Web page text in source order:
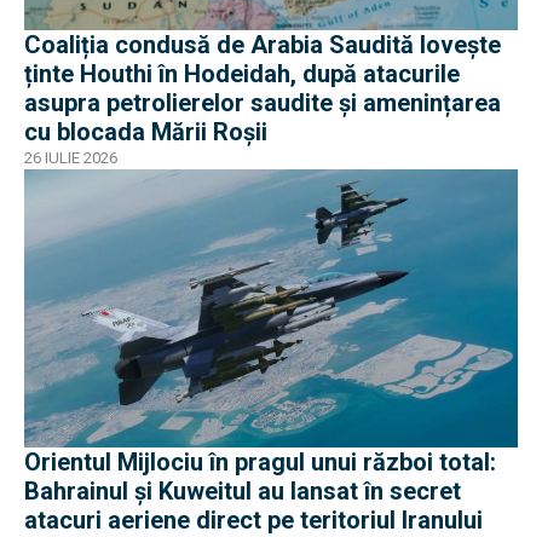
Coaliția condusă de Arabia Saudită lovește
ținte Houthi în Hodeidah, după atacurile
asupra petrolierelor saudite și amenințarea
cu blocada Mării Roșii
26 IULIE 2026
Orientul Mijlociu în pragul unui război total:
Bahrainul și Kuweitul au lansat în secret
atacuri aeriene direct pe teritoriul Iranului